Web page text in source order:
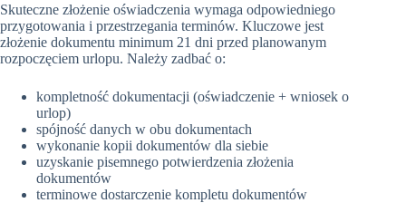
Skuteczne złożenie oświadczenia wymaga odpowiedniego
przygotowania i przestrzegania terminów. Kluczowe jest
złożenie dokumentu minimum 21 dni przed planowanym
rozpoczęciem urlopu. Należy zadbać o:
kompletność dokumentacji (oświadczenie + wniosek o
urlop)
spójność danych w obu dokumentach
wykonanie kopii dokumentów dla siebie
uzyskanie pisemnego potwierdzenia złożenia
dokumentów
terminowe dostarczenie kompletu dokumentów